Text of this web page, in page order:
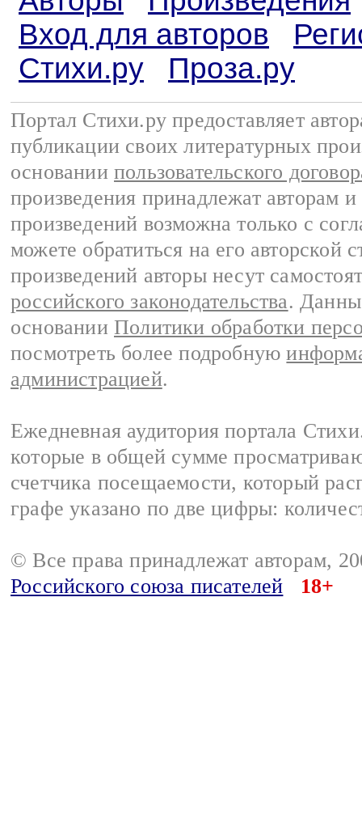
Вход для авторов
Стихи.ру
Проза.ру
Портал Стихи.ру предоставляет
публикации своих литературных
основании пользовательского
произведения принадлежат авторам
произведений возможна только с
можете обратиться на его авторской
произведений авторы несут
российского законодательства.
основании Политики обработки
посмотреть более подробную
администрацией.
Ежедневная аудитория портала
которые в общей сумме
счетчика посещаемости, который
графе указано по две цифры:
© Все права принадлежат авторам,
Российского союза писателей
18+